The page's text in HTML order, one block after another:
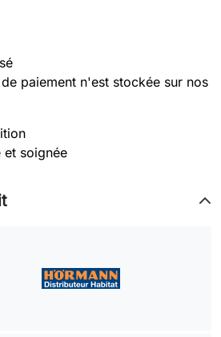
paiement n'est stockée sur nos
et soignée